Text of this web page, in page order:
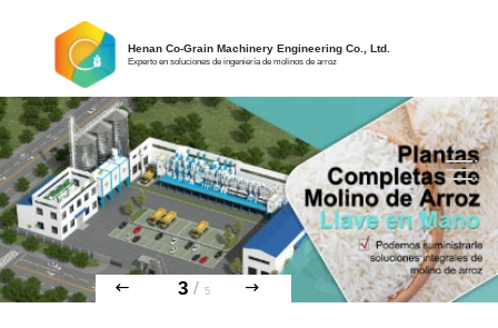
Henan Co-Grain Machinery Engineering Co., Ltd.
Experto en soluciones de ingeniería de molinos de arroz
3/ 5